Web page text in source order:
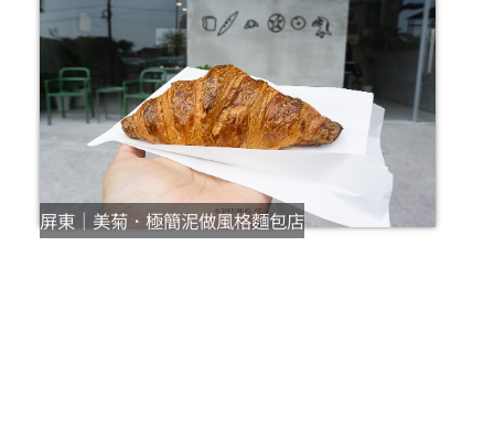
屏東｜美菊．極簡泥做風格麵包店